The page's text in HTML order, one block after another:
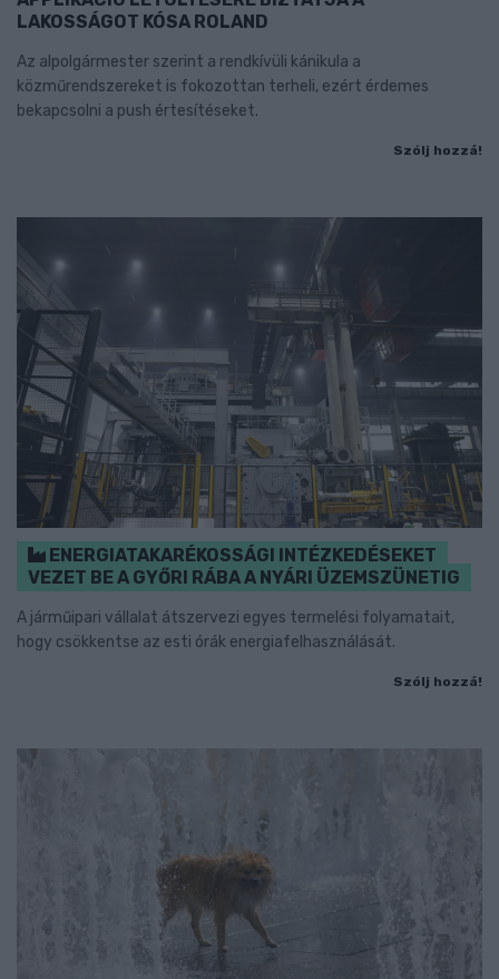
LAKOSSÁGOT KÓSA ROLAND
Az alpolgármester szerint a rendkívüli kánikula a
közműrendszereket is fokozottan terheli, ezért érdemes
bekapcsolni a push értesítéseket.
Szólj hozzá!
ENERGIATAKARÉKOSSÁGI INTÉZKEDÉSEKET
VEZET BE A GYŐRI RÁBA A NYÁRI ÜZEMSZÜNETIG
A járműipari vállalat átszervezi egyes termelési folyamatait,
hogy csökkentse az esti órák energiafelhasználását.
Szólj hozzá!